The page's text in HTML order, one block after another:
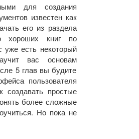
для создания
известен как
его из раздела
хороших книг по
уже есть некоторый
вас основам
5 глав вы будите
пользователя
создавать простые
более сложные
Но пока не